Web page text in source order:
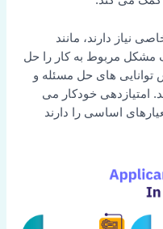
نیاز دارند، مانند
مشکل مربوط به کار را حل
توانایی های حل مسئله و
امتیازدهی خودکار می
اساسی را دارند